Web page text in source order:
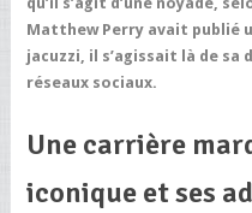
Matthew Perry avait publié
jacuzzi, il s’agissait là de
réseaux sociaux.
Une carrière
iconique et ses